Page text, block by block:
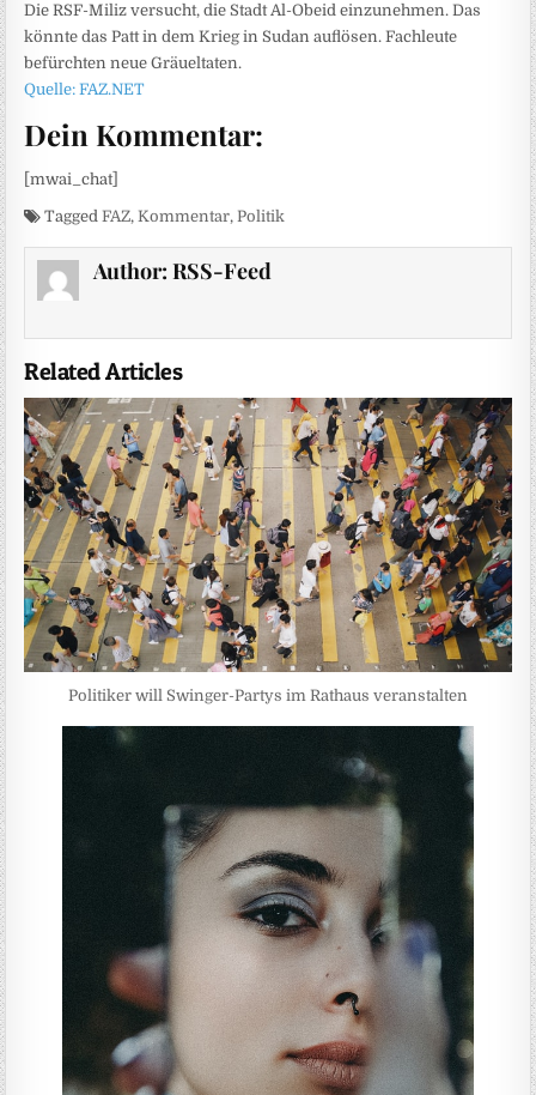
Die RSF-Miliz versucht, die Stadt Al-Obeid einzunehmen. Das
könnte das Patt in dem Krieg in Sudan auflösen. Fachleute
befürchten neue Gräueltaten.
Quelle: FAZ.NET
Dein Kommentar:
[mwai_chat]
TaggedFAZ,Kommentar, Politik
Author: RSS-Feed
Related Articles
Politiker will Swinger-Partys im Rathaus veranstalten